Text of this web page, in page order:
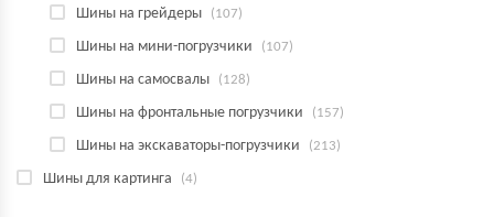
Шины на грейдеры (107)
Шины на мини-погрузчики (107)
Шины на самосвалы (128)
Шины на фронтальные погрузчики (157)
Шины на экскаваторы-погрузчики (213)
Шины для картинга (4)